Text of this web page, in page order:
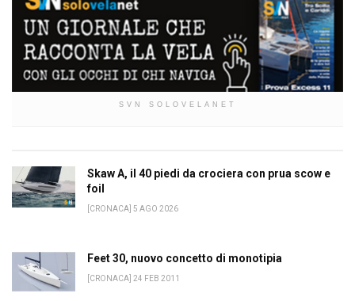
SVN SOLOVELANET
Skaw A, il 40 piedi da crociera con prua scow e
foil
[CRONACA] 5 AGO 2026
Feet 30, nuovo concetto di monotipia
[CRONACA] 24 FEB 2011